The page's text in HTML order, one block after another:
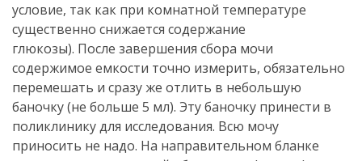
условие, так как при комнатной температуре
существенно снижается содержание
глюкозы). После завершения сбора мочи
содержимое емкости точно измерить, обязательно
перемешать и сразу же отлить в небольшую
баночку (не больше 5 мл). Эту баночку принести в
поликлинику для исследования. Всю мочу
приносить не надо. На направительном бланке